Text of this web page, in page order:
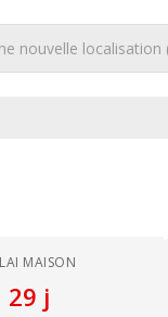
MAISON
29 j